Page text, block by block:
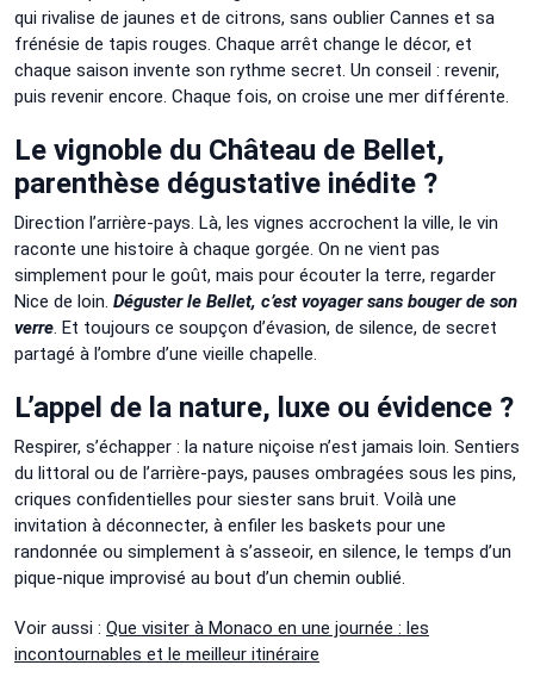
qui rivalise de jaunes et de citrons, sans oublier Cannes et sa
frénésie de tapis rouges. Chaque arrêt change le décor, et
chaque saison invente son rythme secret. Un conseil : revenir,
puis revenir encore. Chaque fois, on croise une mer différente.
Le vignoble du Château de Bellet,
parenthèse dégustative inédite ?
Direction l’arrière-pays. Là, les vignes accrochent la ville, le vin
raconte une histoire à chaque gorgée. On ne vient pas
simplement pour le goût, mais pour écouter la terre, regarder
Nice de loin. Déguster le Bellet, c’est voyager sans bouger de son
verre. Et toujours ce soupçon d’évasion, de silence, de secret
partagé à l’ombre d’une vieille chapelle.
L’appel de la nature, luxe ou évidence ?
Respirer, s’échapper : la nature niçoise n’est jamais loin. Sentiers
du littoral ou de l’arrière-pays, pauses ombragées sous les pins,
criques confidentielles pour siester sans bruit. Voilà une
invitation à déconnecter, à enfiler les baskets pour une
randonnée ou simplement à s’asseoir, en silence, le temps d’un
pique-nique improvisé au bout d’un chemin oublié.
Voir aussi : Que visiter à Monaco en une journée : les
incontournables et le meilleur itinéraire